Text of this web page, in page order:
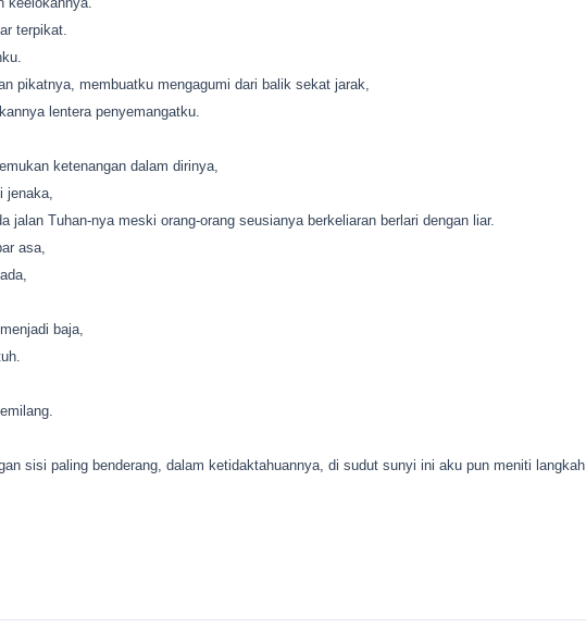
terpikat.
pikatnya, membuatku mengagumi dari balik sekat jarak,
lentera penyemangatku.
ketenangan dalam dirinya,
jenaka,
jalan Tuhan-nya meski orang-orang seusianya berkeliaran berlari dengan liar.
asa,
baja,
sisi paling benderang, dalam ketidaktahuannya, di sudut sunyi ini aku pun meniti langkah